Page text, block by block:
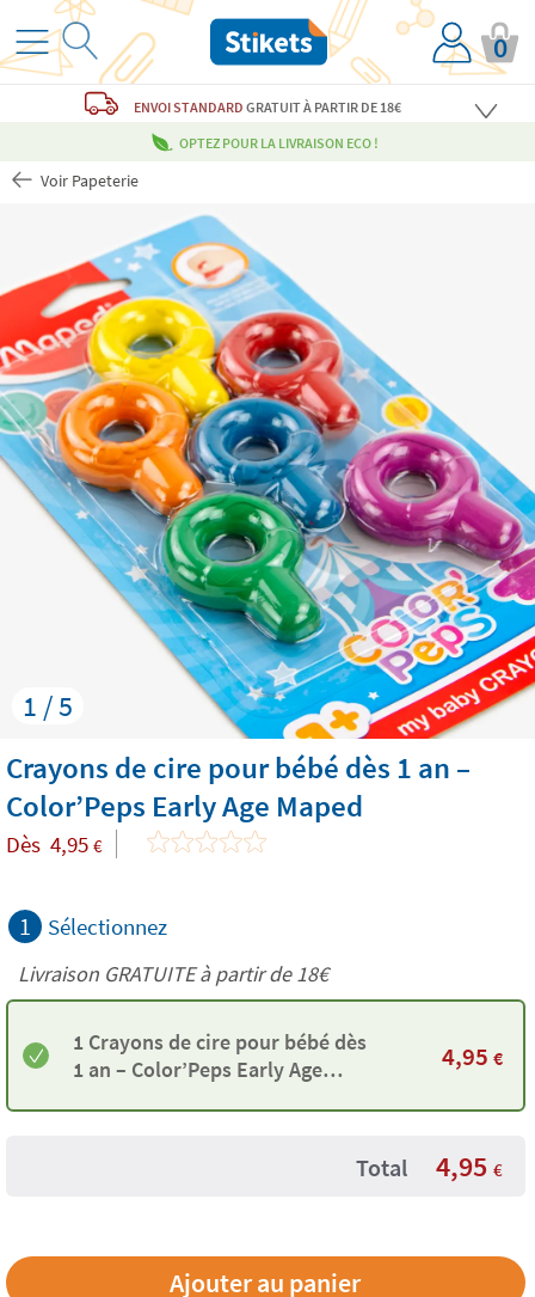
0
ENVOI STANDARDGRATUITÀ PARTIR DE 18€
OPTEZ POUR LA LIVRAISON ECO !
Voir Papeterie
1 / 5
Crayons de cire pour bébé dès 1 an –
Color’Peps Early Age Maped
Dès 4,95 €
1 Sélectionnez
Livraison GRATUITE à partir de18€
1 Crayons de cire pour bébé dès
1 an – Color’Peps Early Age
4,95 €
Total 4,95 €